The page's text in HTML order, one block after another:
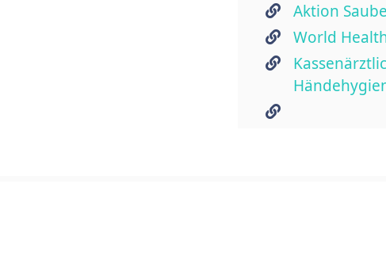
Aktion
World